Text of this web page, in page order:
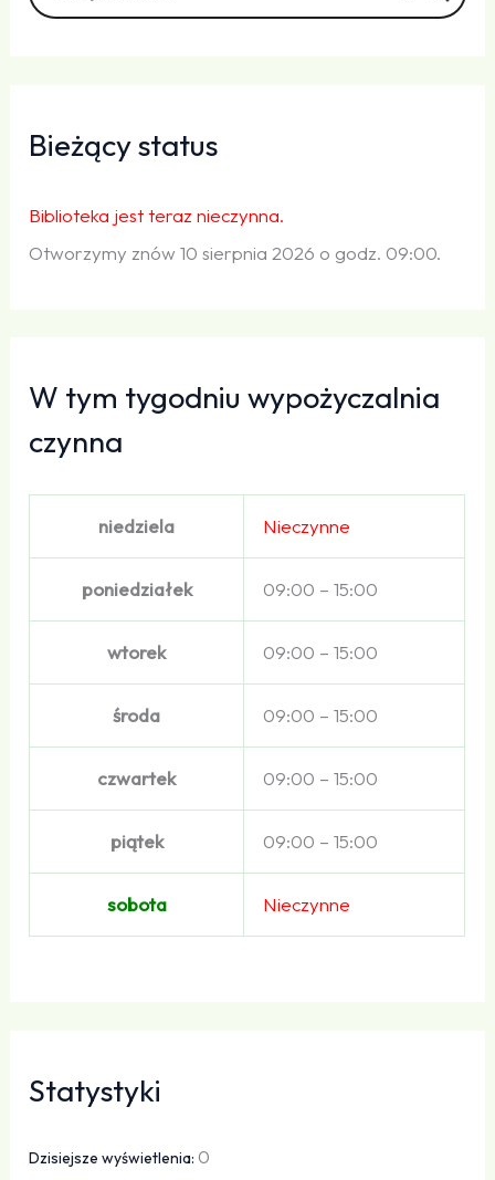
Bieżący status
Biblioteka jest teraz nieczynna.
Otworzymy znów 10 sierpnia 2026 o godz. 09:00.
W tym tygodniu wypożyczalnia
czynna
niedziela Nieczynne
poniedziałek 09:00 – 15:00
wtorek 09:00 – 15:00
środa 09:00 – 15:00
czwartek 09:00 – 15:00
piątek 09:00 – 15:00
sobota Nieczynne
Statystyki
Dzisiejsze wyświetlenia: 0